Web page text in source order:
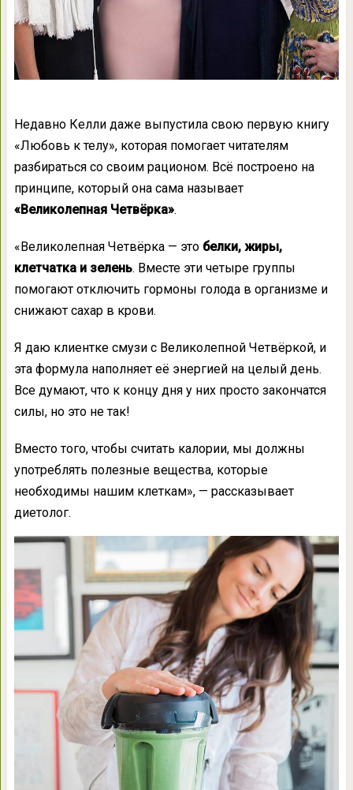
Недавно Келли даже выпустила свою первую книгу
«Любовь к телу», которая помогает читателям
разбираться со своим рационом. Всё построено на
принципе, который она сама называет
«Великолепная Четвёрка».
«Великолепная Четвёрка — это белки, жиры,
клетчатка и зелень. Вместе эти четыре группы
помогают отключить гормоны голода в организме и
снижают сахар в крови.
Я даю клиентке смузи с Великолепной Четвёркой, и
эта формула наполняет её энергией на целый день.
Все думают, что к концу дня у них просто закончатся
силы, но это не так!
Вместо того, чтобы считать калории, мы должны
употреблять полезные вещества, которые
необходимы нашим клеткам», — рассказывает
диетолог.